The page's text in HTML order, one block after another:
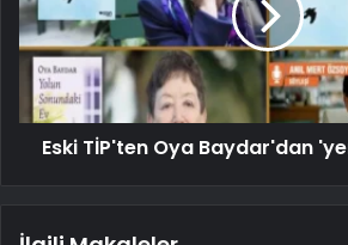
Eski TİP'ten Oya Baydar'dan